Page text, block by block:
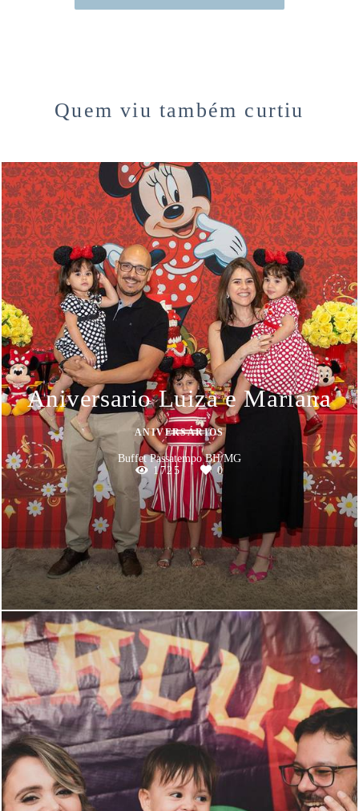
Quem viu também curtiu
Aniversario Luiza e Mariana
ANIVERSÁRIOS
Buffet Passatempo BH/MG
1725
0